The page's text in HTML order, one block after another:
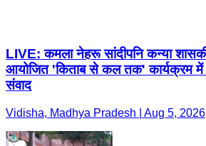
LIVE: कमला नेहरू सांदीपनि कन्या
आयोजित 'किताब से कल तक' कार्यक्रम में
संवाद
Vidisha, Madhya Pradesh | Aug 5, 2026